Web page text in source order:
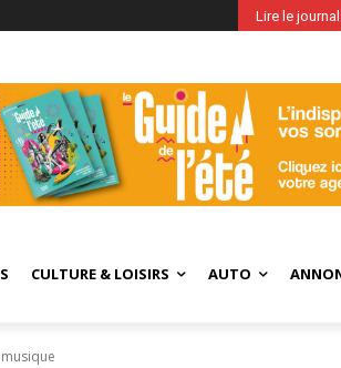
Lire le journal
CULTURE & LOISIRS AUTO